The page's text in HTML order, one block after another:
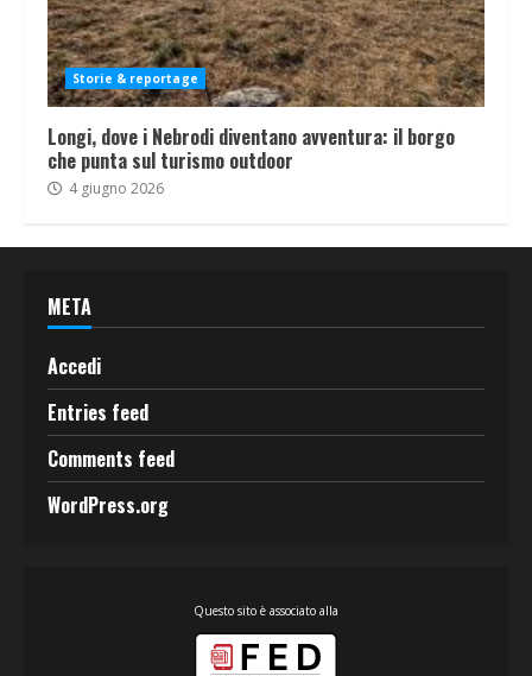
Storie & reportage
Longi, dove i Nebrodi diventano avventura: il borgo
che punta sul turismo outdoor
4 giugno 2026
META
Accedi
Entries feed
Comments feed
WordPress.org
Questo sito è associato alla